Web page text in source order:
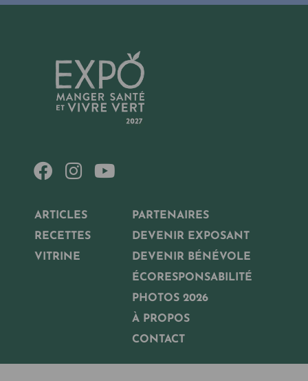
ARTICLES
RECETTES
VITRINE
PARTENAIRES
DEVENIR EXPOSANT
DEVENIR BÉNÉVOLE
ÉCORESPONSABILITÉ
PHOTOS 2026
À PROPOS
CONTACT